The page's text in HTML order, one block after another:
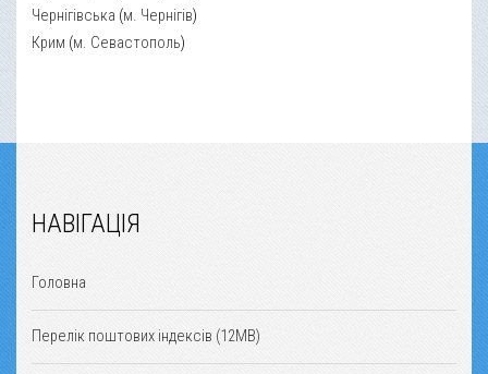
Чернігівська (м. Чернігів)
Крим (м. Севастополь)
НАВІГАЦІЯ
Головна
Перелік поштових індексів (12MB)